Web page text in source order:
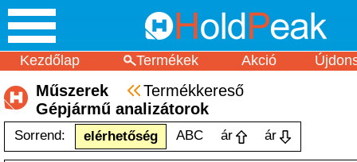
Kezdőlap Termékek Akció
Műszerek
Termékkereső
Gépjármű analizátorok
Sorrend: elérhetőség ABC ár ár